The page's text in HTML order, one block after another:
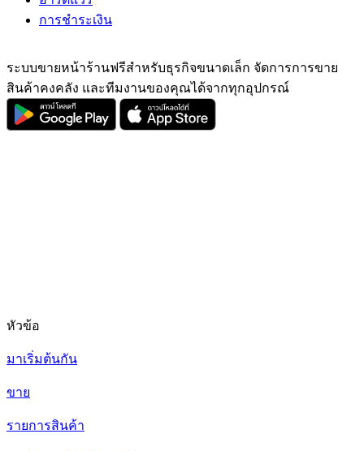
การชำระเงิน
ระบบขายหน้าร้านฟรีสำหรับธุรกิจขนาดเล็ก จัดการการขาย
สินค้าคงคลัง และทีมงานของคุณได้จากทุกอุปกรณ์
หัวข้อ
มาเริ่มต้นกัน
ขาย
รายการสินค้า